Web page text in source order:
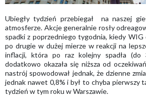
Ubiegły tydzień przebiegał na naszej
atmosferze. Akcje generalnie rosły
spadki z poprzedniego tygodnia, kiedy WIG
po drugie w dużej mierze w reakcji na
inflacji, która po raz kolejny spadła
dodatkowo okazała się niższa od
nastrój spowodował jednak, że dzienne
jednak nawet 0,8% i był to chyba pierwszy
tydzień w tym roku w Warszawie.